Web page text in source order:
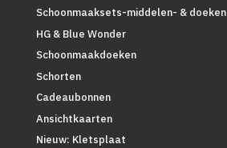
Schoonmaaksets-middelen- & doeken
HG & Blue Wonder
Schoonmaakdoeken
Schorten
Cadeaubonnen
Ansichtkaarten
Nieuw: Kletsplaat